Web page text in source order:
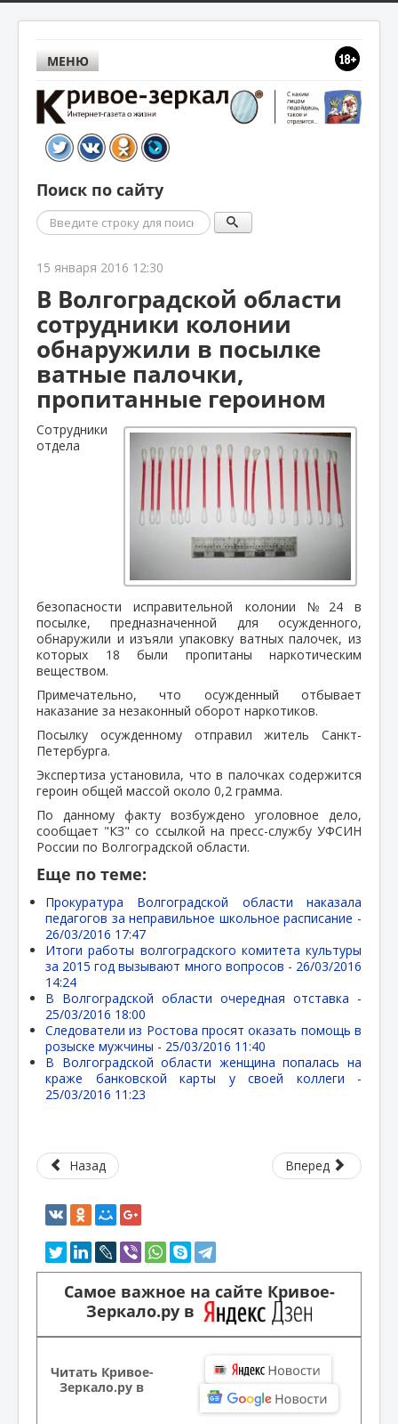
МЕНЮ
Поиск по сайту
Поиск
15 января 2016 12:30
В Волгоградской области
сотрудники колонии
обнаружили в посылке
ватные палочки,
пропитанные героином
Сотрудники
отдела
безопасности исправительной колонии №24 в
посылке, предназначенной для осужденного,
обнаружили и изъяли упаковку ватных палочек, из
которых 18 были пропитаны наркотическим
веществом.
Примечательно, что осужденный отбывает
наказание за незаконный оборот наркотиков.
Посылку осужденному отправил житель Санкт-
Петербурга.
Экспертиза установила, что в палочках содержится
героин общей массой около 0,2 грамма.
По данному факту возбуждено уголовное дело,
сообщает "КЗ" со ссылкой на пресс-службу УФСИН
России по Волгоградской области.
Еще по теме:
Прокуратура Волгоградской области наказала
педагогов за неправильное школьное расписание -
26/03/2016 17:47
Итоги работы волгоградского комитета культуры
за 2015 год вызывают много вопросов - 26/03/2016
14:24
В Волгоградской области очередная отставка -
25/03/2016 18:00
Следователи из Ростова просят оказать помощь в
розыске мужчины - 25/03/2016 11:40
В Волгоградской области женщина попалась на
краже банковской карты у своей коллеги -
25/03/2016 11:23
Назад Вперед
Самое важное на сайте Кривое-
Зеркало.ру в
Читать Кривое-
Зеркало.ру в